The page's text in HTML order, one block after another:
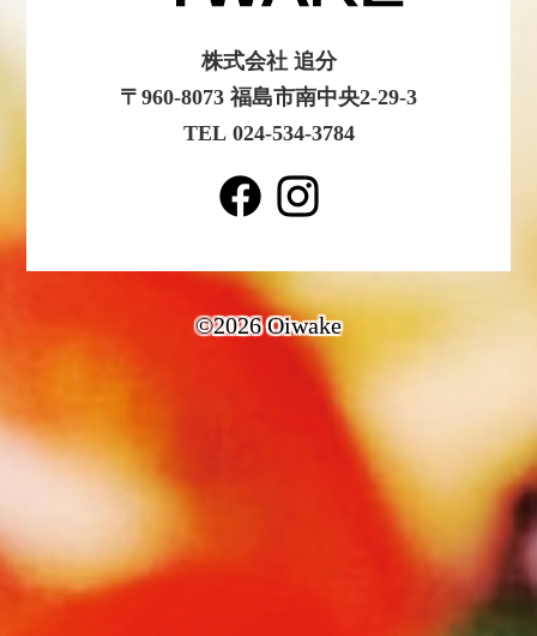
株式会社 追分
〒960-8073 福島市南中央2-29-3
TEL 024-534-3784
©2026 Oiwake